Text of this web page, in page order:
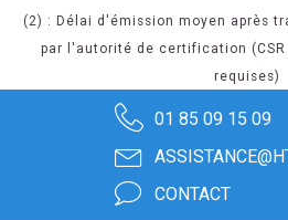
(2) : Délai d'émission moyen après
par l'autorité de certification
requises)
01 85 09 15 09
CONTACT